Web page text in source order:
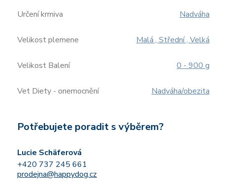
Určení krmiva Nadváha
Velikost plemene Malá , Střední , Velká
Velikost Balení 0 - 900 g
Vet Diety - onemocnění Nadváha/obezita
Potřebujete poradit s výběrem?
Lucie Schäferová
+420 737 245 661
prodejna@happydog.cz